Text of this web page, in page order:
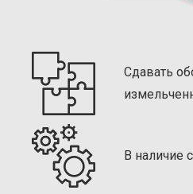
Сдавать
В наличие